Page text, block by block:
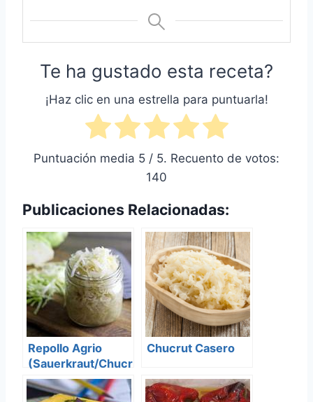
Te ha gustado esta receta?
¡Haz clic en una estrella para puntuarla!
Puntuación media 5 / 5. Recuento de votos:
140
Publicaciones Relacionadas:
Repollo Agrio
(Sauerkraut/Chucr
ut)
Chucrut Casero